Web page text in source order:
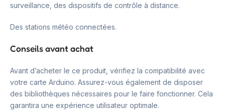
surveillance, des dispositifs de contrôle à distance.
Des stations météo connectées.
Conseils avant achat
Avant d’acheter le ce produit, vérifiez la compatibilité avec
votre carte Arduino. Assurez-vous également de disposer
des bibliothèques nécessaires pour le faire fonctionner. Cela
garantira une expérience utilisateur optimale.